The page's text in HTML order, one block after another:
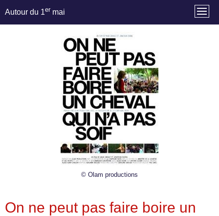
Autour du 1er mai
© Olam productions
On ne peut pas faire boire un